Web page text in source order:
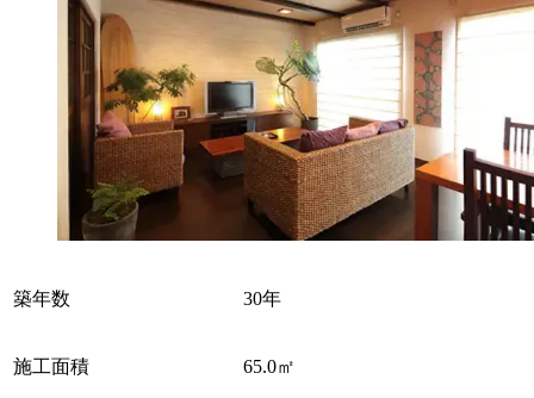
築年数 30年
施工面積 65.0㎡